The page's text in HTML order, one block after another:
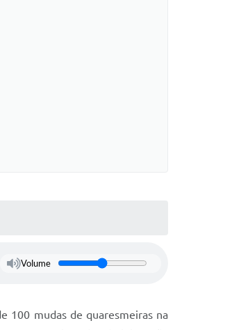
Volume
100 mudas de quaresmeiras na